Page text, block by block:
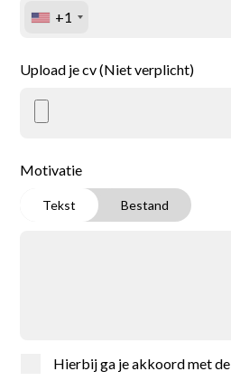
Voor werkgevers
+1
Upload je cv (Niet verplicht)
Motivatie
Tekst Bestand
Hierbij ga je akkoord met de